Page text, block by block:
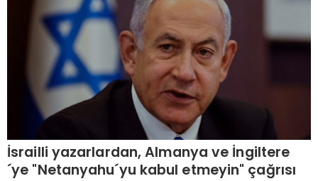
İsrailli yazarlardan, Almanya ve İngiltere
´ye "Netanyahu´yu kabul etmeyin" çağrısı